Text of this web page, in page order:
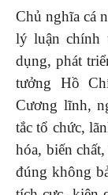
Chủ nghĩa cá
lý luận chính
dụng, phát
tưởng Hồ
Cương lĩnh,
tắc tổ chức,
hóa, biến
đúng không